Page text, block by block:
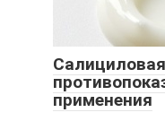
применения